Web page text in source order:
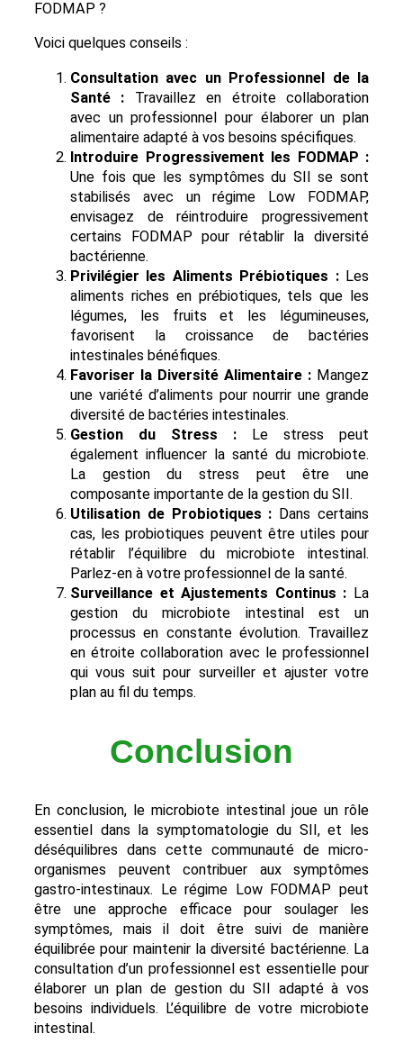
FODMAP ?
Voici quelques conseils :
Consultation avec un Professionnel de la
Santé : Travaillez en étroite collaboration
avec un professionnel pour élaborer un plan
alimentaire adapté à vos besoins spécifiques.
Introduire Progressivement les FODMAP :
Une fois que les symptômes du SII se sont
stabilisés avec un régime Low FODMAP,
envisagez de réintroduire progressivement
certains FODMAP pour rétablir la diversité
bactérienne.
Privilégier les Aliments Prébiotiques :Les
aliments riches en prébiotiques, tels que les
légumes, les fruits et les légumineuses,
favorisent la croissance de bactéries
intestinales bénéfiques.
Favoriser la Diversité Alimentaire : Mangez
une variété d’aliments pour nourrir une grande
diversité de bactéries intestinales.
Gestion du Stress : Le stress peut
également influencer la santé du microbiote.
La gestion du stress peut être une
composante importante de la gestion du SII.
Utilisation de Probiotiques : Dans certains
cas, les probiotiques peuvent être utiles pour
rétablir l’équilibre du microbiote intestinal.
Parlez-en à votre professionnel de la santé.
Surveillance et Ajustements Continus : La
gestion du microbiote intestinal est un
processus en constante évolution. Travaillez
en étroite collaboration avec le professionnel
qui vous suit pour surveiller et ajuster votre
plan au fil du temps.
Conclusion
En conclusion, le microbiote intestinal joue un rôle
essentiel dans la symptomatologie du SII, et les
déséquilibres dans cette communauté de micro-
organismes peuvent contribuer aux symptômes
gastro-intestinaux. Le régime Low FODMAP peut
être une approche efficace pour soulager les
symptômes, mais il doit être suivi de manière
équilibrée pour maintenir la diversité bactérienne. La
consultation d’un professionnel est essentielle pour
élaborer un plan de gestion du SII adapté à vos
besoins individuels. L’équilibre de votre microbiote
intestinal.